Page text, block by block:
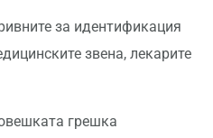
за идентификация
звена, лекарите
грешка